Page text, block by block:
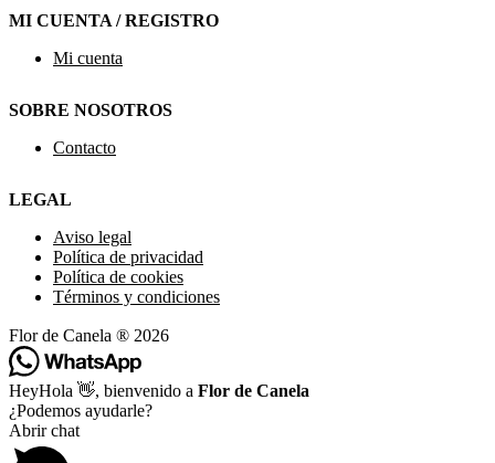
MI CUENTA / REGISTRO
Mi cuenta
SOBRE NOSOTROS
Contacto
LEGAL
Aviso legal
Política de privacidad
Política de cookies
Términos y condiciones
Flor de Canela ® 2026
HeyHola 👋, bienvenido a Flor de Canela
¿Podemos ayudarle?
Abrir chat